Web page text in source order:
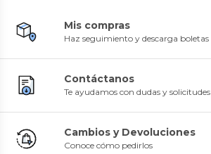
Mis compras
Haz seguimiento y descarga boletas
Contáctanos
Te ayudamos con dudas y solicitudes
Cambios y Devoluciones
Conoce cómo pedirlos